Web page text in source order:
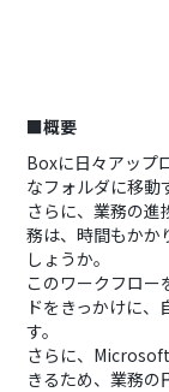
■概要
Boxに日々アップ
なフォルダに移動
さらに、業務の
務は、時間もかか
しょうか。
このワークフロ
ドをきっかけに
す。
さらに、
きるため、業務の